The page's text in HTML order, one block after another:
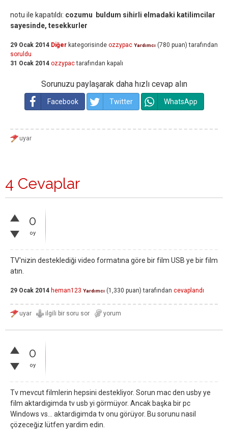
notu ile kapatıldı: cozumu buldum sihirli elmadaki katilimcilar
sayesinde, tesekkurler
29 Ocak 2014 Diğer kategorisinde ozzypac Yardımcı (780 puan) tarafından
soruldu
31 Ocak 2014 ozzypactarafından kapalı
Sorunuzu paylaşarak daha hızlı cevap alın
Facebook Twitter WhatsApp
4 Cevaplar
0
oy
TV'nizin desteklediği video formatına göre bir film USB ye bir film
atın.
29 Ocak 2014 heman123 Yardımcı (1,330 puan) tarafından cevaplandı
0
oy
Tv mevcut filmlerin hepsini destekliyor. Sorun mac den usby ye
film aktardigimda tv usb yi görmüyor. Ancak başka bir pc
Windows vs... aktardigimda tv onu görüyor. Bu sorunu nasil
çözeceğiz lütfen yardim edin.